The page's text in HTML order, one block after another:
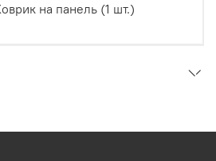
на панель (1 шт.)